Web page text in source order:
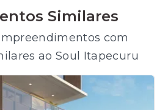
Similares
com
ao Soul Itapecuru